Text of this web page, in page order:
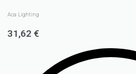
Aca Lighting
31,62 €